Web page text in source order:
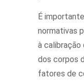
É
normativas
à calibração
dos corpos
fatores de